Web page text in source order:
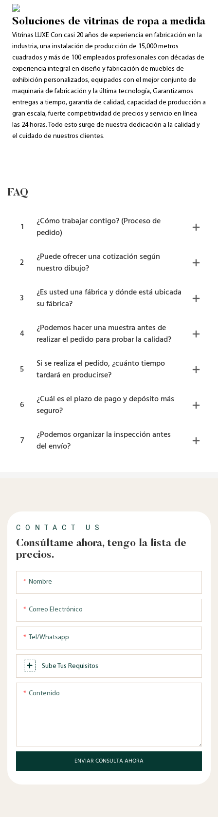
Soluciones de vitrinas de ropa a medida
Vitrinas LUXE Con ​​casi 20 años de experiencia en fabricación en la
industria, una instalación de producción de 15,000 metros
cuadrados y más de 100 empleados profesionales con décadas de
experiencia integral en diseño y fabricación de muebles de
exhibición personalizados, equipados con el mejor conjunto de
maquinaria de fabricación y la última tecnología, Garantizamos
entregas a tiempo, garantía de calidad, capacidad de producción a
gran escala, fuerte competitividad de precios y servicio en línea
las 24 horas. Todo esto surge de nuestra dedicación a la calidad y
el cuidado de nuestros clientes.
FAQ
1
¿Cómo trabajar contigo? (Proceso de
pedido)
2
¿Puede ofrecer una cotización según
nuestro dibujo?
3
¿Es usted una fábrica y dónde está ubicada
su fábrica?
4
¿Podemos hacer una muestra antes de
realizar el pedido para probar la calidad?
5
Si se realiza el pedido, ¿cuánto tiempo
tardará en producirse?
6
¿Cuál es el plazo de pago y depósito más
seguro?
7
¿Podemos organizar la inspección antes
del envío?
CONTACT US
Consúltame ahora, tengo la lista de
precios.
Nombre
Correo Electrónico
Tel/whatsapp
Sube Tus Requisitos
Contenido
ENVIAR CONSULTA AHORA